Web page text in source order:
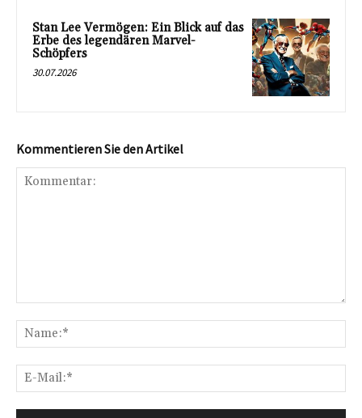
Stan Lee Vermögen: Ein Blick auf das
Erbe des legendären Marvel-
Schöpfers
30.07.2026
Kommentieren Sie den Artikel